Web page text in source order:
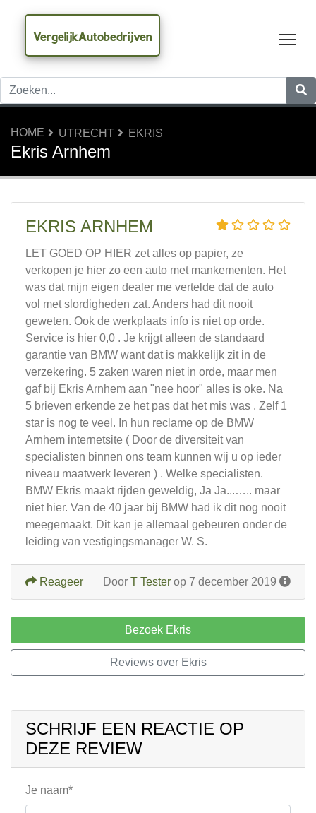
VergelijkAutobedrijven
HOME UTRECHT EKRIS
Ekris Arnhem
EKRIS ARNHEM
LET GOED OP HIER zet alles op papier, ze
verkopen je hier zo een auto met mankementen. Het
was dat mijn eigen dealer me vertelde dat de auto
vol met slordigheden zat. Anders had dit nooit
geweten. Ook de werkplaats info is niet op orde.
Service is hier 0,0 . Je krijgt alleen de standaard
garantie van BMW want dat is makkelijk zit in de
verzekering. 5 zaken waren niet in orde, maar men
gaf bij Ekris Arnhem aan "nee hoor" alles is oke. Na
5 brieven erkende ze het pas dat het mis was . Zelf 1
star is nog te veel. In hun reclame op de BMW
Arnhem internetsite ( Door de diversiteit van
specialisten binnen ons team kunnen wij u op ieder
niveau maatwerk leveren ) . Welke specialisten.
BMW Ekris maakt rijden geweldig, Ja Ja...….. maar
niet hier. Van de 40 jaar bij BMW had ik dit nog nooit
meegemaakt. Dit kan je allemaal gebeuren onder de
leiding van vestigingsmanager W. S.
Door T Tester op 7 december 2019
Reageer
Bezoek Ekris
Reviews over Ekris
SCHRIJF EEN REACTIE OP
DEZE REVIEW
Je naam*